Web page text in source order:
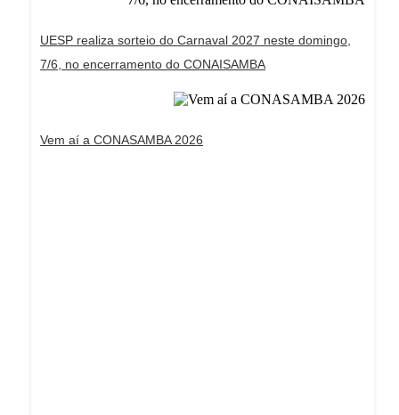
UESP realiza sorteio do Carnaval 2027 neste domingo,
7/6, no encerramento do CONAISAMBA
Vem aí a CONASAMBA 2026